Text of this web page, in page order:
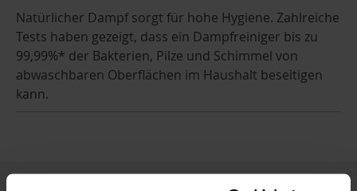
Natürlicher Dampf sorgt für hohe Hygiene. Zahlreiche
Tests haben gezeigt, dass ein Dampfreiniger bis zu
99,99%* der Bakterien, Pilze und Schimmel von
abwaschbaren Oberflächen im Haushalt beseitigen
kann.